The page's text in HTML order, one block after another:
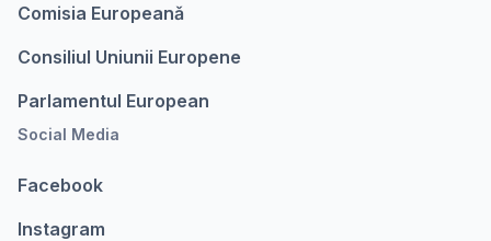
Comisia Europeanǎ
Consiliul Uniunii Europene
Parlamentul European
Social Media
Facebook
Instagram